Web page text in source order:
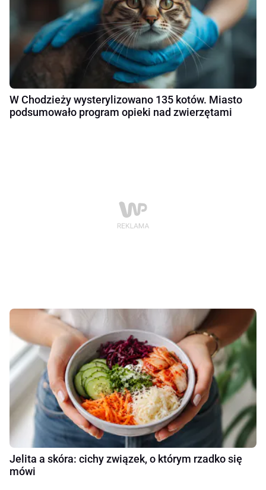
W Chodzieży wysterylizowano 135 kotów. Miasto
podsumowało program opieki nad zwierzętami
Jelita a skóra: cichy związek, o którym rzadko się
mówi